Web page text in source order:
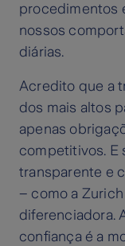
procedimentos
nossos
diárias.
Acredito que a
dos mais altos
apenas
competitivos. E
transparente e
– como a
diferenciadora.
confiança é a